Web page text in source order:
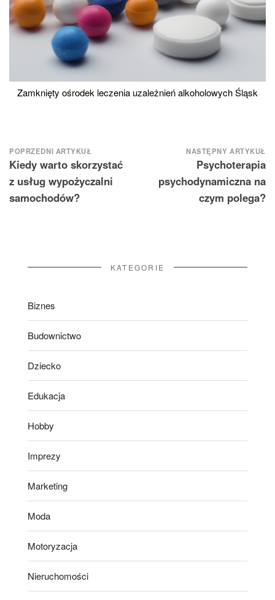
Zamknięty ośrodek leczenia uzależnień alkoholowych Śląsk
Nawigacja
wpisu
POPRZEDNI ARTYKUŁ
Kiedy warto skorzystać
z usług wypożyczalni
samochodów?
NASTĘPNY ARTYKUŁ
Psychoterapia
psychodynamiczna na
czym polega?
KATEGORIE
Biznes
Budownictwo
Dziecko
Edukacja
Hobby
Imprezy
Marketing
Moda
Motoryzacja
Nieruchomości